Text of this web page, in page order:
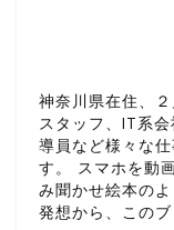
神奈川県在住、
スタッフ、IT系
導員など様々な
す。 スマホを動
み聞かせ絵本の
発想から、このブ